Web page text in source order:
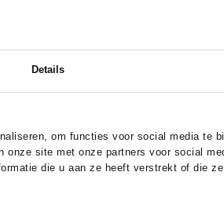
Details
om functies voor social media te
site met onze partners voor social
die u aan ze heeft verstrekt of die